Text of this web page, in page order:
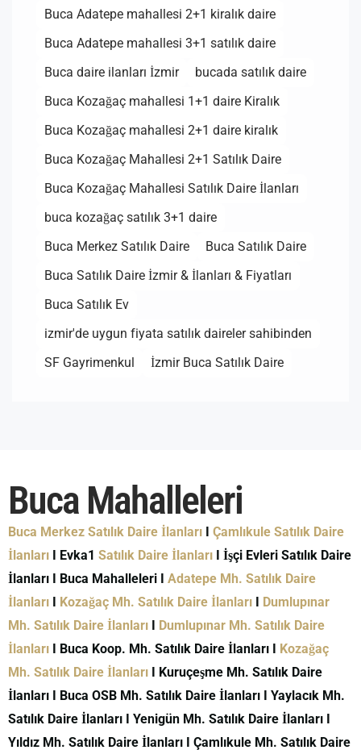
Buca Adatepe mahallesi 2+1 kiralık daire
Buca Adatepe mahallesi 3+1 satılık daire
Buca daire ilanları İzmir
bucada satılık daire
Buca Kozağaç mahallesi 1+1 daire Kiralık
Buca Kozağaç mahallesi 2+1 daire kiralık
Buca Kozağaç Mahallesi 2+1 Satılık Daire
Buca Kozağaç Mahallesi Satılık Daire İlanları
buca kozağaç satılık 3+1 daire
Buca Merkez Satılık Daire
Buca Satılık Daire
Buca Satılık Daire İzmir & İlanları & Fiyatları
Buca Satılık Ev
izmir'de uygun fiyata satılık daireler sahibinden
SF Gayrimenkul
İzmir Buca Satılık Daire
Buca Mahalleleri
Buca Merkez Satılık Daire İlanları I Çamlıkule Satılık Daire
İlanları I Evka1 Satılık Daire İlanları I İşçi Evleri Satılık Daire
İlanları I Buca Mahalleleri I Adatepe Mh. Satılık Daire
İlanları I Kozağaç Mh. Satılık Daire İlanları I Dumlupınar
Mh. Satılık Daire İlanları I Dumlupınar Mh. Satılık Daire
İlanları I Buca Koop. Mh. Satılık Daire İlanları I Kozağaç
Mh. Satılık Daire İlanları I Kuruçeşme Mh. Satılık Daire
İlanları I Buca OSB Mh. Satılık Daire İlanları I Yaylacık Mh.
Satılık Daire İlanları I Yenigün Mh. Satılık Daire İlanları I
Yıldız Mh. Satılık Daire İlanları I Çamlıkule Mh. Satılık Daire